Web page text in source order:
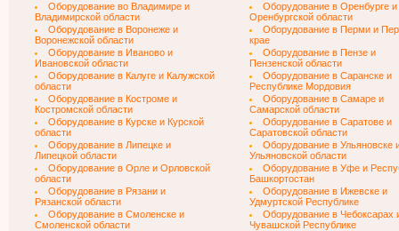
Оборудование во Владимире и
Владимирской области
Оборудование в Воронеже и
Воронежской области
Оборудование в Иваново и
Ивановской области
Оборудование в Калуге и Калужской
области
Оборудование в Костроме и
Костромской области
Оборудование в Курске и Курской
области
Оборудование в Липецке и
Липецкой области
Оборудование в Орле и Орловской
области
Оборудование в Рязани и
Рязанской области
Оборудование в Смоленске и
Смоленской области
Оборудование в Оренбурге и
Оренбургской области
Оборудование в Перми и
крае
Оборудование в Пензе и
Пензенской области
Оборудование в Саранске и
Республике Мордовия
Оборудование в Самаре и
Самарской области
Оборудование в Саратове и
Саратовской области
Оборудование в Ульяновске
Ульяновской области
Оборудование в Уфе и
Башкортостан
Оборудование в Ижевске и
Удмуртской Республике
Оборудование в Чебоксарах
Чувашской Республике